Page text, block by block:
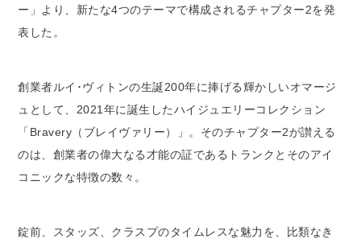
ー」より、新たな4つのテーマで構成されるチャプター2を発
表した。
創業者ルイ･ヴィトンの生誕200年に捧げる輝かしいオマージ
ュとして、2021年に誕生したハイジュエリーコレクション
「Bravery（ブレイヴァリー）」。そのチャプター2が讃える
のは、創業者の偉大なる才能の証であるトランクとそのアイ
コニックな特徴の数々。
錠前、スタッズ、クラスプのタイムレスな魅力を、比類なき